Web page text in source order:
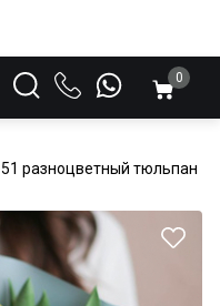
0
51 разноцветный тюльпан